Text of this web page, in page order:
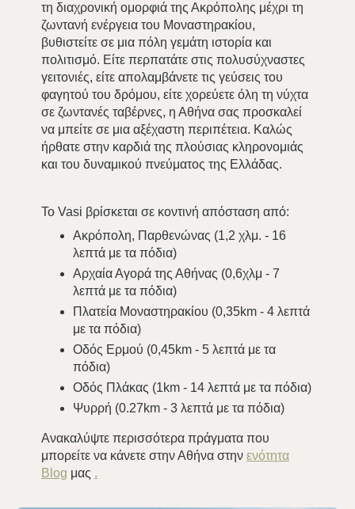
τη διαχρονική ομορφιά της Ακρόπολης μέχρι τη
ζωντανή ενέργεια του Μοναστηρακίου,
βυθιστείτε σε μια πόλη γεμάτη ιστορία και
πολιτισμό. Είτε περπατάτε στις πολυσύχναστες
γειτονιές, είτε απολαμβάνετε τις γεύσεις του
φαγητού του δρόμου, είτε χορεύετε όλη τη νύχτα
σε ζωντανές ταβέρνες, η Αθήνα σας προσκαλεί
να μπείτε σε μια αξέχαστη περιπέτεια. Καλώς
ήρθατε στην καρδιά της πλούσιας κληρονομιάς
και του δυναμικού πνεύματος της Ελλάδας.
Το Vasi βρίσκεται σε κοντινή απόσταση από:
Ακρόπολη, Παρθενώνας (1,2 χλμ. - 16
λεπτά με τα πόδια)
Αρχαία Αγορά της Αθήνας (0,6χλμ - 7
λεπτά με τα πόδια)
Πλατεία Μοναστηρακίου (0,35km - 4 λεπτά
με τα πόδια)
Οδός Ερμού (0,45km - 5 λεπτά με τα
πόδια)
Οδός Πλάκας (1km - 14 λεπτά με τα πόδια)
Ψυρρή (0.27km - 3 λεπτά με τα πόδια)
Ανακαλύψτε περισσότερα πράγματα που
μπορείτε να κάνετε στην Αθήνα στην ενότητα
Blog μας .